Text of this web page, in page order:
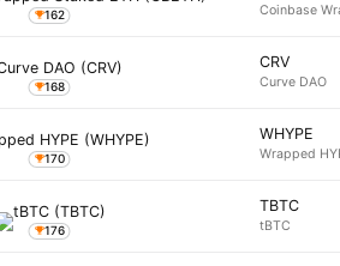
162 Coinbase
168
CRV
Curve DAO
170
WHYPE
Wrapped
176
TBTC
tBTC